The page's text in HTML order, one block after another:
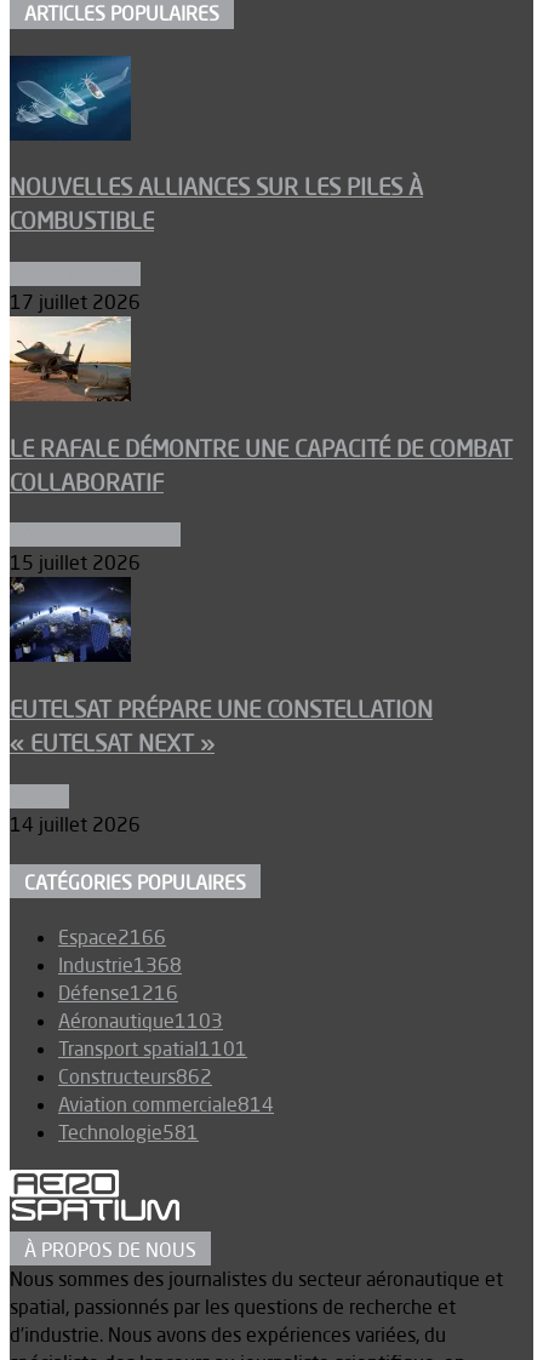
ARTICLES POPULAIRES
NOUVELLES ALLIANCES SUR LES PILES À
COMBUSTIBLE
17 juillet 2026
LE RAFALE DÉMONTRE UNE CAPACITÉ DE COMBAT
COLLABORATIF
15 juillet 2026
EUTELSAT PRÉPARE UNE CONSTELLATION
« EUTELSAT NEXT »
14 juillet 2026
CATÉGORIES POPULAIRES
Espace2166
Industrie1368
Défense1216
Aéronautique1103
Transport spatial1101
Constructeurs862
Aviation commerciale814
Technologie581
À PROPOS DE NOUS
Nous sommes des journalistes du secteur aéronautique et
spatial, passionnés par les questions de recherche et
d’industrie. Nous avons des expériences variées, du